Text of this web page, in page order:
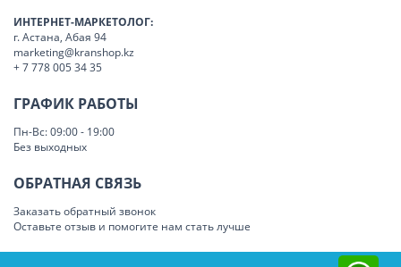
ИНТЕРНЕТ-МАРКЕТОЛОГ:
г. Астана, Абая 94
marketing@kranshop.kz
+ 7 778 005 34 35
ГРАФИК РАБОТЫ
Пн-Вс: 09:00 - 19:00
Без выходных
ОБРАТНАЯ СВЯЗЬ
Заказать обратный звонок
Оставьте отзыв и помогите нам стать лучше